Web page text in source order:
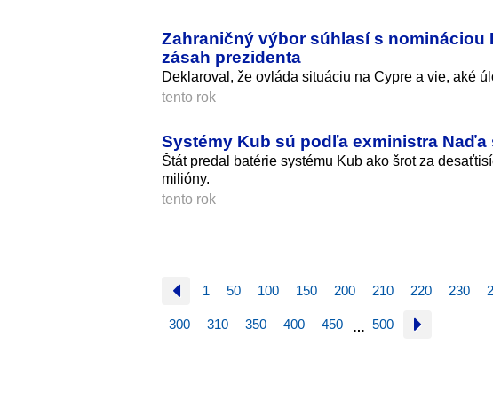
Zahraničný výbor súhlasí s nomináciou
zásah prezidenta
Deklaroval, že ovláda situáciu na Cypre a vie, aké
tento rok
Systémy Kub sú podľa exministra
Štát predal batérie systému Kub ako šrot za
milióny.
tento rok
1 50 100 150 200 210 220 230
300 310 350 400 450 … 500